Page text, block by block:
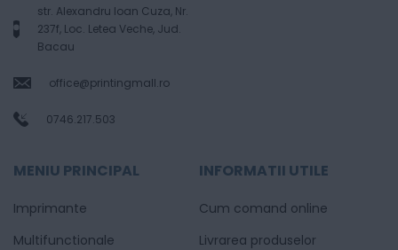
str. Alexandru Ioan Cuza, Nr.
237f, Loc. Letea Veche, Jud.
Bacau
office@printingmall.ro
0746.217.503
MENIU PRINCIPAL
Imprimante
Multifunctionale
INFORMATII UTILE
Cum comand online
Livrarea produselor